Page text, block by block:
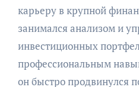
карьеру в крупной
занимался анализом и
инвестиционных
профессиональным
он быстро продвинулся